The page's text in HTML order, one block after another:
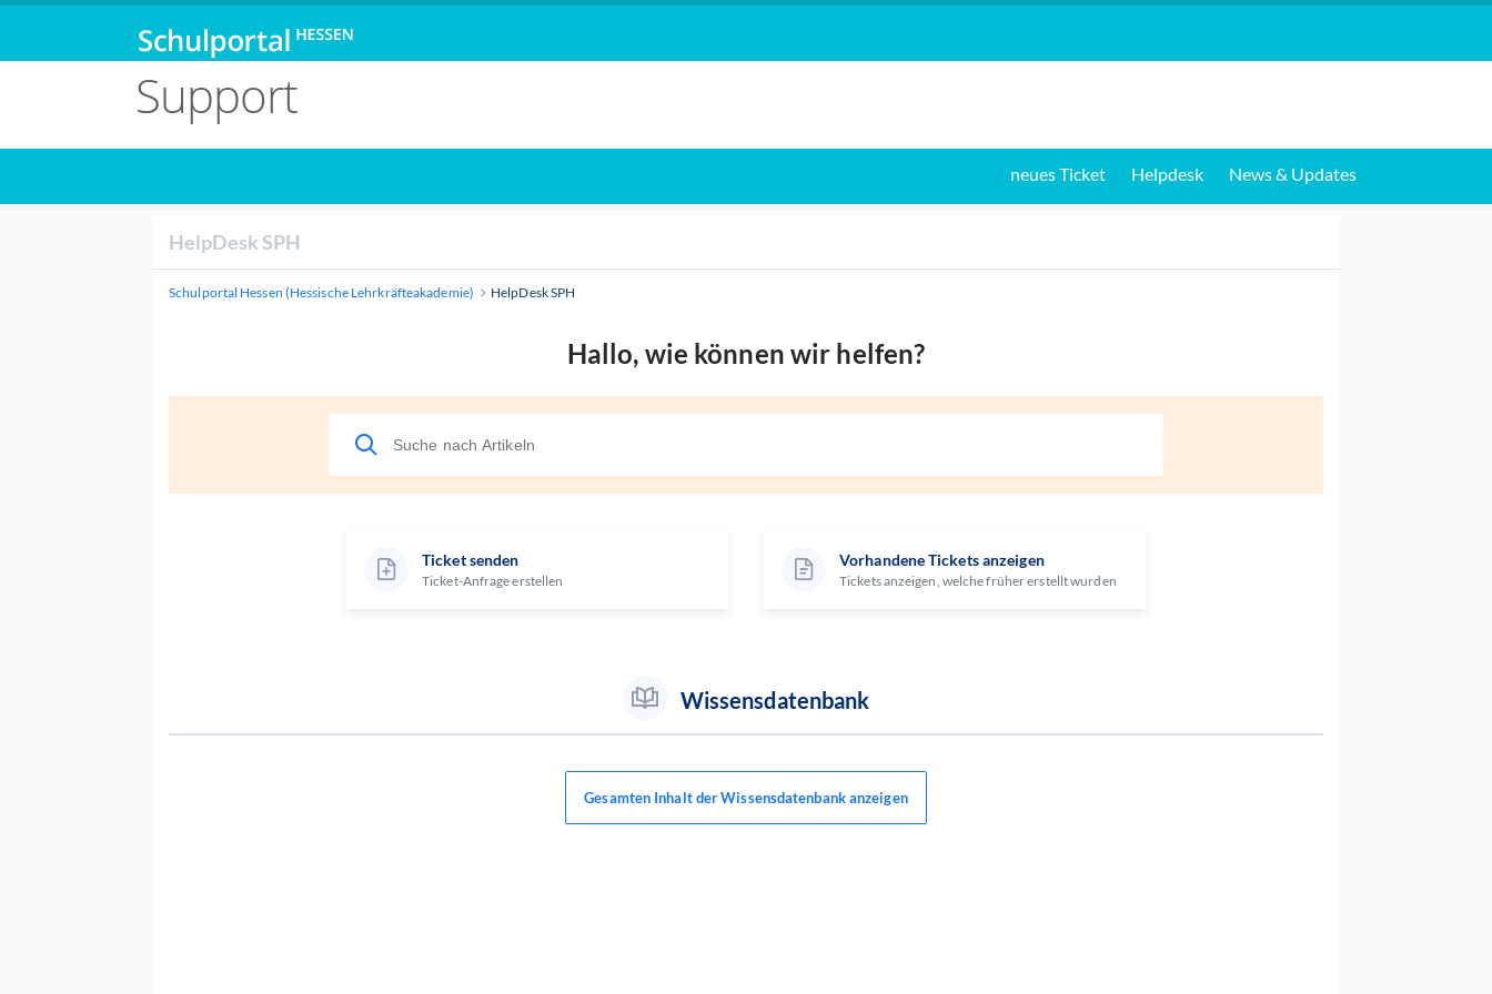
Support
neues Ticket Helpdesk News & Updates
HelpDesk SPH
Schulportal Hessen (Hessische Lehrkräfteakademie) HelpDesk SPH
Hallo, wie können wir helfen?
Ticket senden
Ticket-Anfrage erstellen
Vorhandene Tickets anzeigen
Tickets anzeigen, welche früher erstellt wurden
Wissensdatenbank
Gesamten Inhalt der Wissensdatenbank anzeigen